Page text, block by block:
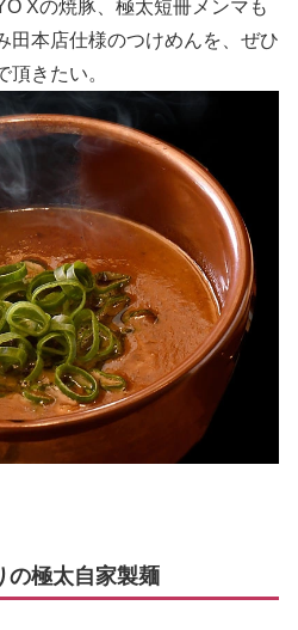
Xの焼豚、極太短冊メンマも
田本店仕様のつけめんを、ぜひ
頂きたい。
の極太自家製麺